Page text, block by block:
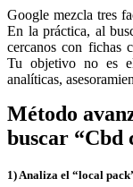
Google mezcla tres
En la práctica, al
cercanos con fichas
Tu objetivo no es
analíticas,
Método
buscar “Cbd
1) Analiza el “local